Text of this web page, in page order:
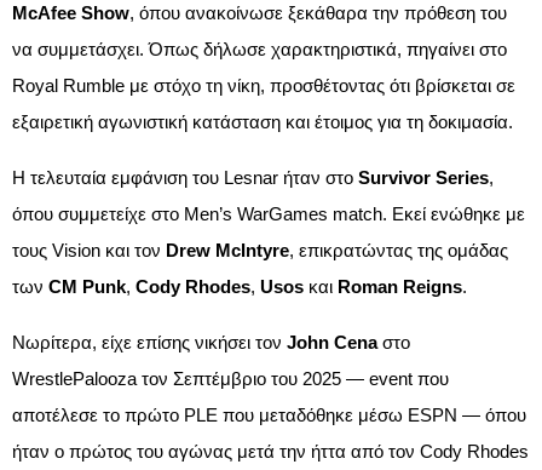
McAfee Show, όπου ανακοίνωσε ξεκάθαρα την πρόθεση του
να συμμετάσχει. Όπως δήλωσε χαρακτηριστικά, πηγαίνει στο
Royal Rumble με στόχο τη νίκη, προσθέτοντας ότι βρίσκεται σε
εξαιρετική αγωνιστική κατάσταση και έτοιμος για τη δοκιμασία.
Η τελευταία εμφάνιση του Lesnar ήταν στο Survivor Series,
όπου συμμετείχε στο Men’s WarGames match. Εκεί ενώθηκε με
τους Vision και τον Drew McIntyre, επικρατώντας της ομάδας
των CM Punk, Cody Rhodes, Usos και Roman Reigns.
Νωρίτερα, είχε επίσης νικήσει τον John Cenaστο
WrestlePalooza τον Σεπτέμβριο του 2025 — event που
αποτέλεσε το πρώτο PLE που μεταδόθηκε μέσω ESPN — όπου
ήταν ο πρώτος του αγώνας μετά την ήττα από τον Cody Rhodes